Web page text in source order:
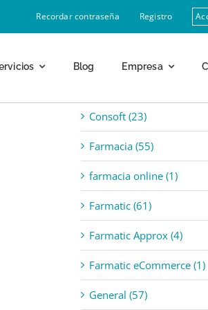
Recordar contraseña Registro
Blog Empresa
Consoft (23)
Farmacia (55)
farmacia online (1)
Farmatic (61)
Farmatic Approx (4)
Farmatic eCommerce (1)
General (57)